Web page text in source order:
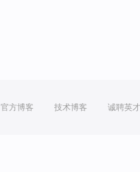
官方博客 技术博客 诚聘英才